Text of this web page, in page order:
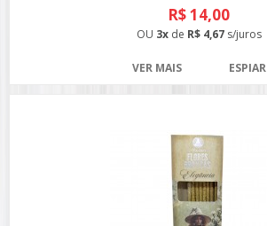
R$ 14,00
OU 3xde R$ 4,67s/juros
VER MAIS ESPIAR